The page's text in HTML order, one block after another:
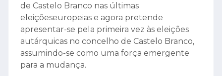
de Castelo Branco nas últimas
eleiçõeseuropeias e agora pretende
apresentar-se pela primeira vez às eleições
autárquicas no concelho de Castelo Branco,
assumindo-se como uma força emergente
para a mudança.